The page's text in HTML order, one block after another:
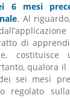
6 mesi
. Al
di
qualora il
sei mesi
regolato